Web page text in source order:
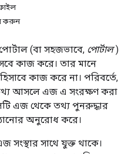
করুন
(বা সহজভাবে, পোর্টাল)
কাজ করে। তার মানে
হিসাবে কাজ করে না। পরিবর্তে,
আসলে এজ এ সংরক্ষণ করা
এজ থেকে তথ্য পুনরুদ্ধার
অনুরোধ করে।
সংস্থার সাথে যুক্ত থাকে।